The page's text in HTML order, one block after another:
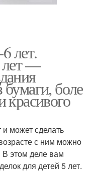
лет.
лет —
боле
красивого
может сделать
с ним можно
В этом деле вам
для детей 5 лет.